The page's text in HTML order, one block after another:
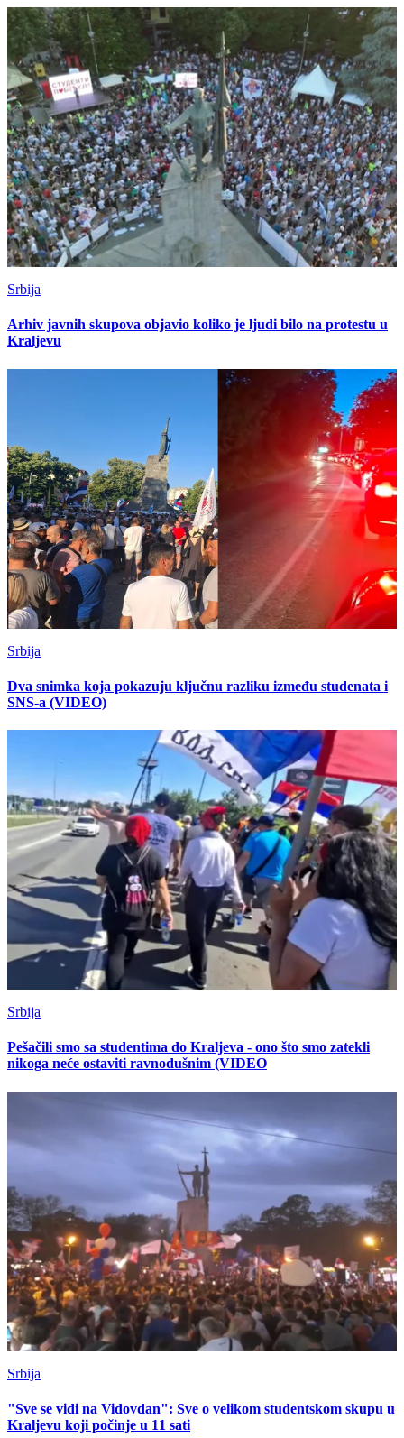
Srbija
Arhiv javnih skupova objavio koliko je ljudi bilo na protestu u
Kraljevu
Srbija
Dva snimka koja pokazuju ključnu razliku između studenata i
SNS-a (VIDEO)
Srbija
Pešačili smo sa studentima do Kraljeva - ono što smo zatekli
nikoga neće ostaviti ravnodušnim (VIDEO
Srbija
"Sve se vidi na Vidovdan": Sve o velikom studentskom skupu u
Kraljevu koji počinje u 11 sati